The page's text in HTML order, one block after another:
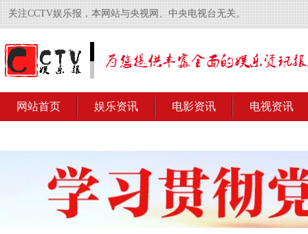
关注CCTV娱乐报，本网站与央视网、中央电视台无关。
网站首页 娱乐资讯 电影资讯 电视资讯